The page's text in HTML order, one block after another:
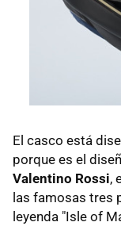
El casco está
porque es el
Valentino Rossi,
las famosas tres
leyenda "Isle of